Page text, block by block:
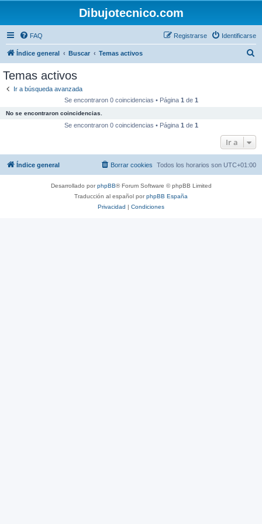
Dibujotecnico.com
FAQ Identificarse
Registrarse
Índice general Buscar Temas activos
Temas activos
Ir a búsqueda avanzada
Se encontraron 0 coincidencias • Página 1 de 1
No se encontraron coincidencias.
Se encontraron 0 coincidencias • Página 1 de 1
Ir a
Índice general Todos los horarios son UTC+01:00
Borrar cookies
Desarrollado porphpBB® Forum Software © phpBB Limited
Traducción al español porphpBB España
Privacidad | Condiciones